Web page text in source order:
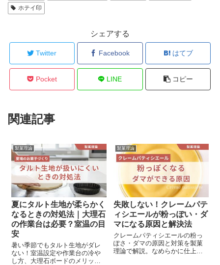
ホテイ印
シェアする
Twitter Facebook はてブ
Pocket LINE コピー
関連記事
製菓理論
夏にタルト生地が柔らかく
なるときの対処法｜大理石
の作業台は必要？室温の目
安
暑い季節でもタルト生地がダレ
ない！室温設定や作業台の冷や
し方、大理石ボードのメリット
製菓理論
失敗しない！クレームパテ
ィシエールが粉っぽい・ダ
マになる原因と解決法
クレームパティシエールの粉っ
ぽさ・ダマの原因と対策を製菓
理論で解説。なめらかに仕上げ